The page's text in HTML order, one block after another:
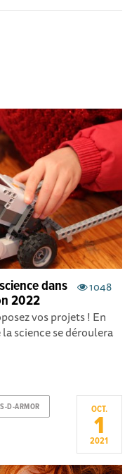
1048
dans
2022
vos projets ! En
science se déroulera
D-ARMOR OCT.
1
2021